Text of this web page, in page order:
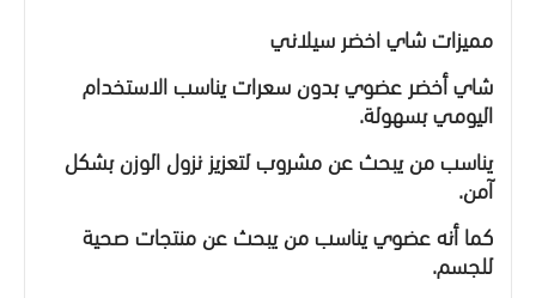
مميزات شاي اخضر سيلاني
شاي أخضر عضوي بدون سعرات يناسب الاستخدام
اليومي بسهولة.
يناسب من يبحث عن مشروب لتعزيز نزول الوزن بشكل
آمن.
كما أنه عضوي يناسب من يبحث عن منتجات صحية
للجسم.